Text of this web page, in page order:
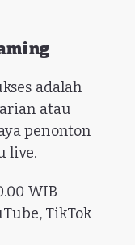
adalah
atau
penonton
live.
WIB
TikTok